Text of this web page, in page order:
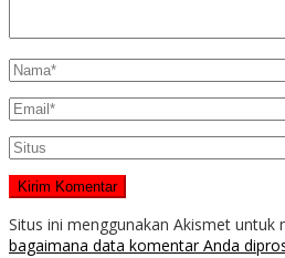
Situs ini menggunakan Akismet untuk
bagaimana data komentar Anda